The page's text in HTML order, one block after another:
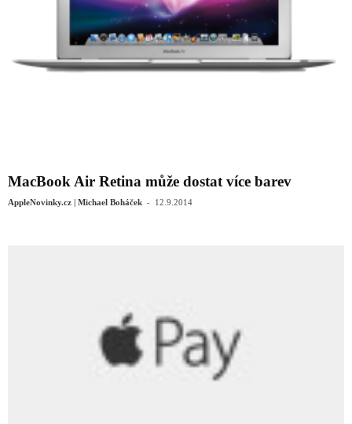
MacBook Air Retina může dostat více barev
AppleNovinky.cz | Michael Boháček - 12.9.2014